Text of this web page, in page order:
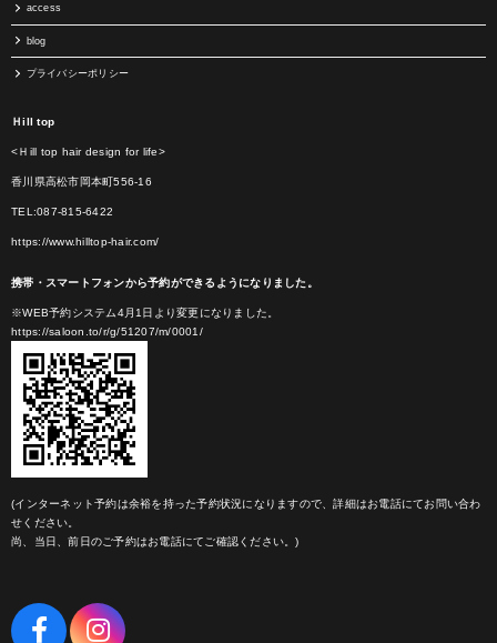
access
blog
プライバシーポリシー
Ｈill top
<Ｈill top hair design for life>
香川県高松市岡本町556-16
TEL:087-815-6422
https://www.hilltop-hair.com/
携帯・スマートフォンから予約ができるようになりました。
※WEB予約システム4月1日より変更になりました。
https://saloon.to/r/g/51207/m/0001/
(インターネット予約は余裕を持った予約状況になりますので、詳細はお電話にてお問い合わ
せください。
尚、当日、前日のご予約はお電話にてご確認ください。)